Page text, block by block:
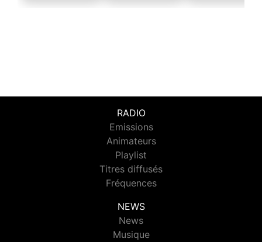
RADIO
Emissions
Animateurs
Playlist
Titres diffusés
Fréquences
NEWS
News
Musique